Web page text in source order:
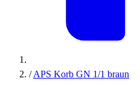
/ APS Korb GN 1/1 braun